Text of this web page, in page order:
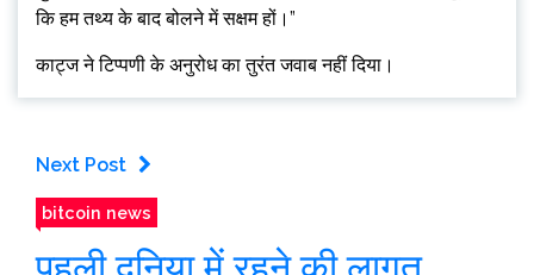
कि हम तथ्य के बाद बोलने में सक्षम हों।”
काट्ज ने टिप्पणी के अनुरोध का तुरंत जवाब नहीं दिया।
Next Post
bitcoin news